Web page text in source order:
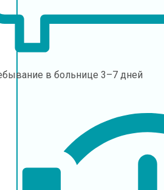
в больнице 3–7 дней